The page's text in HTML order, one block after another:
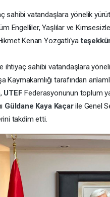
sahibi vatandaşlara yönelik
Engelliler, Yaşlılar ve
Kenan Yozgatlı'ya
ihtiyaç sahibi vatandaşlara
Kaymakamlığı tarafından
UTEFFederasyonunun toplum
Güldane Kaya Kaçarile Genel
takdim etti.